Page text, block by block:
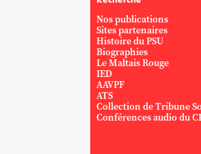
Nos publications
Sites partenaires
Histoire du PSU
Biographies
Le Maltais Rouge
IED
AAVPF
ATS
Collection de Tribune
Conférences audio du